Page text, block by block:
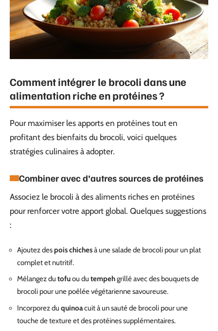
Comment intégrer le brocoli dans une
alimentation riche en protéines ?
Pour maximiser les apports en protéines tout en
profitant des bienfaits du brocoli, voici quelques
stratégies culinaires à adopter.
Combiner avec d’autres sources de protéines
Associez le brocoli à des aliments riches en protéines
pour renforcer votre apport global. Quelques suggestions
:
Ajoutez despois chichesà une salade de brocoli pour un plat
complet et nutritif.
Mélangez du tofuou du tempehgrillé avec des bouquets de
brocoli pour une poêlée végétarienne savoureuse.
Incorporez du quinoacuit à un sauté de brocoli pour une
touche de texture et des protéines supplémentaires.